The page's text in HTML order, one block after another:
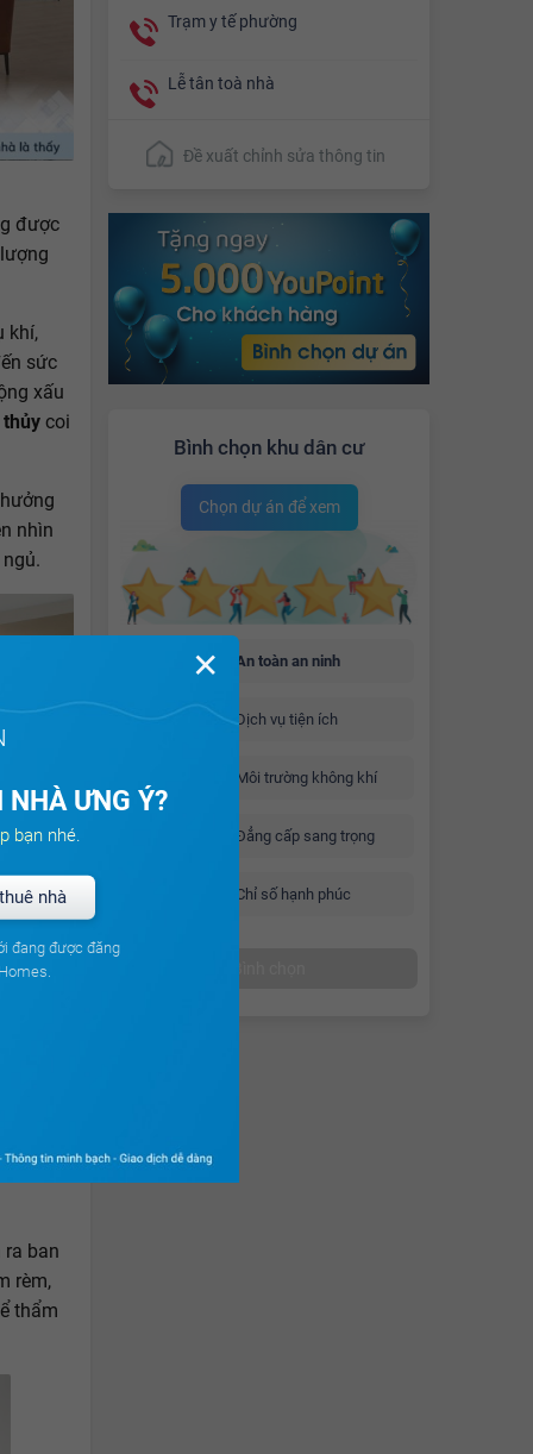
Trạm y tế phường
Lễ tân toà nhà
Đề xuất chỉnh sửa thông tin
Bình chọn khu dân cư
Chọn dự án để xem
An toàn an ninh
Dịch vụ tiện ích
Môi trường không khí
Đẳng cấp sang trọng
Chỉ số hạnh phúc
được
khí,
sức
xấu
thủy coi
nhìn
phân
khi
ra ban
rèm,
thẩm
✕
ƯNG Ý?
bạn nhé.
nhà
đang được đăng